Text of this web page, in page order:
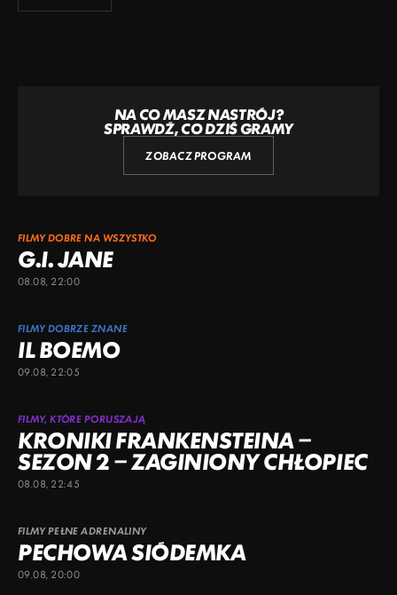
NA CO MASZ NASTRÓJ?
SPRAWDŹ, CO DZIŚ GRAMY
ZOBACZ PROGRAM
FILMY DOBRE NA WSZYSTKO
G.I. JANE
08.08, 22:00
FILMY DOBRZE ZNANE
IL BOEMO
09.08, 22:05
FILMY, KTÓRE PORUSZAJĄ
KRONIKI FRANKENSTEINA –
SEZON 2 – ZAGINIONY CHŁOPIEC
08.08, 22:45
FILMY PEŁNE ADRENALINY
PECHOWA SIÓDEMKA
09.08, 20:00